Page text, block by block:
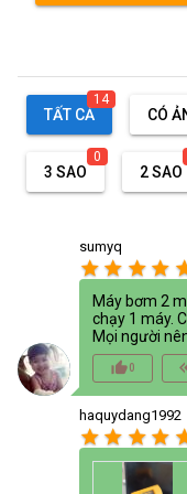
TẤT CẢ
14
CÓ
3 SAO
0
2 SAO
sumyq
star star star star
Máy bơm 2
chạy 1 máy.
Mọi người
thumb_up_alt0
haquydang1992
star star star star